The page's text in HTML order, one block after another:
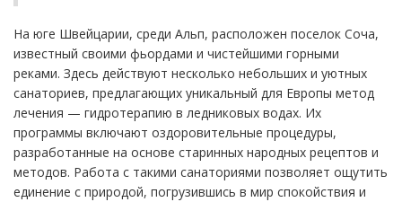
На юге Швейцарии, среди Альп, расположен поселок Соча,
известный своими фьордами и чистейшими горными
реками. Здесь действуют несколько небольших и уютных
санаториев, предлагающих уникальный для Европы метод
лечения — гидротерапию в ледниковых водах. Их
программы включают оздоровительные процедуры,
разработанные на основе старинных народных рецептов и
методов. Работа с такими санаториями позволяет ощутить
единение с природой, погрузившись в мир спокойствия и